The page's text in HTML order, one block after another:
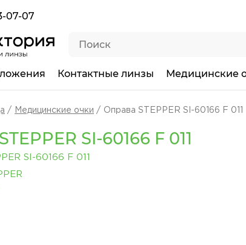
07-07
Контактные линзы Медицинские
Медицинские очки Оправа STEPPER SI-60166 F 011
SI-60166 F 011